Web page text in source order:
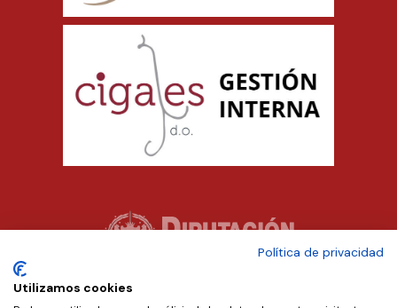
Política de privacidad
Utilizamos cookies